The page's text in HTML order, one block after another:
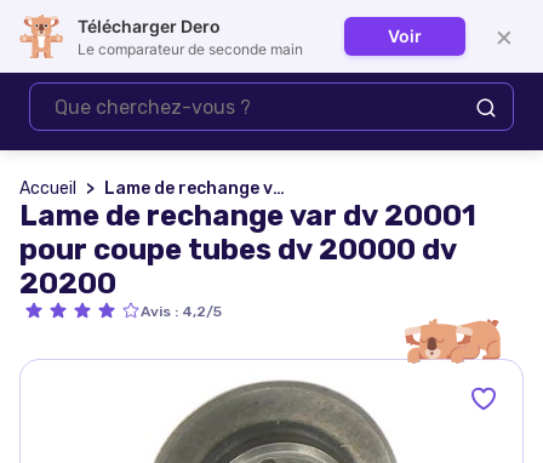
Se connecter
Accueil Lame de rechange var dv 20001 pour coupe tubes dv 20000 dv 20200
Lame de rechange var dv 20001
pour coupe tubes dv 20000 dv
20200
Avis : 4,2/5
Télécharger Dero
Le comparateur de seconde main
Voir ×